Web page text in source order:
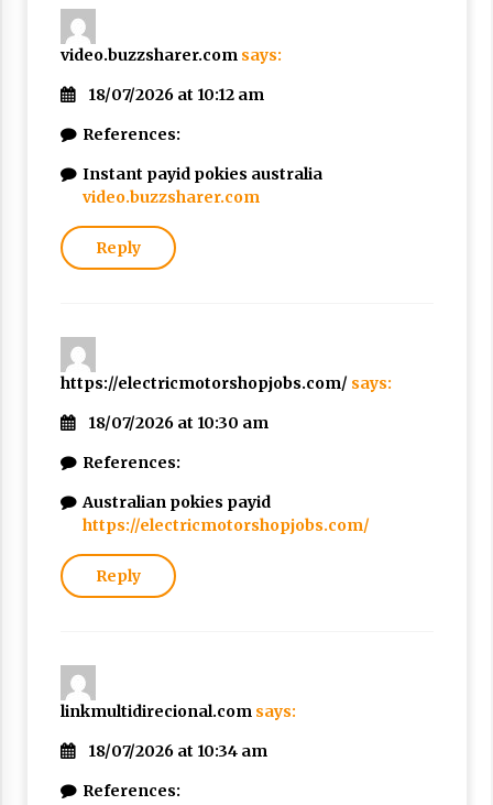
video.buzzsharer.com says:
18/07/2026 at 10:12 am
References:
Instant payid pokies australia
video.buzzsharer.com
Reply
https://electricmotorshopjobs.com/ says:
18/07/2026 at 10:30 am
References:
Australian pokies payid
https://electricmotorshopjobs.com/
Reply
linkmultidirecional.com says:
18/07/2026 at 10:34 am
References: